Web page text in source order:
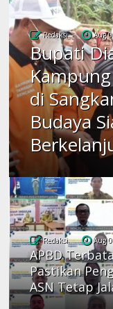
Redaksi Aug
Bupati
di
Budaya
Redaksi Aug
APBD
Pastikan
ASN Tetap